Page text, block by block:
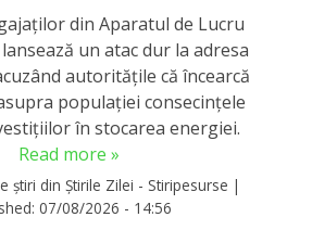
din Aparatul de Lucru
un atac dur la adresa
autoritățile că încearcă
populației consecințele
în stocarea energiei.
Read more »
știri din Știrile Zilei - Stiripesurse |
07/08/2026 - 14:56